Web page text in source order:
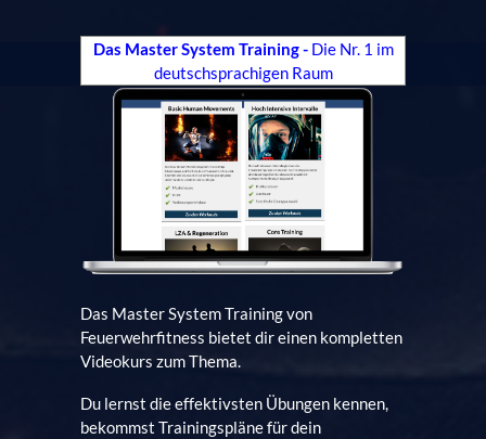
Das Master System Training-Die Nr. 1 im
deutschsprachigen Raum
Das Master System Training von
Feuerwehrfitness bietet dir einen kompletten
Videokurs zum Thema.
Du lernst die effektivsten Übungen kennen,
bekommst Trainingspläne für dein